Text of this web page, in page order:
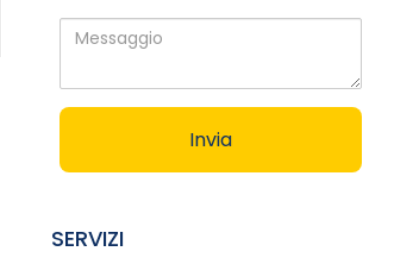
Messaggio
SERVIZI